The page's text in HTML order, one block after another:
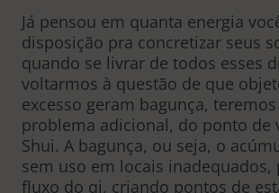
Já pensou em quanta energia
disposição pra concretizar seus
quando se livrar de todos esses
voltarmos à questão de que
excesso geram bagunça,
problema adicional, do ponto de
Shui. A bagunça, ou seja, o
sem uso em locais inadequados,
fluxo do qi, criando pontos de